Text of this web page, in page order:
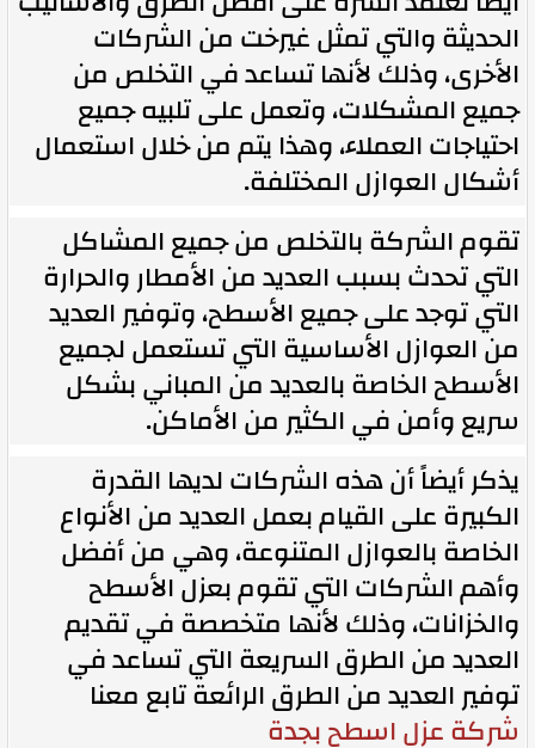
الحديثة والتي تمثل غيرخت من الشركات
الأخرى، وذلك لأنها تساعد في التخلص من
جميع المشكلات، وتعمل على تلبيه جميع
احتياجات العملاء، وهذا يتم من خلال استعمال
أشكال العوازل المختلفة.
تقوم الشركة بالتخلص من جميع المشاكل
التي تحدث بسبب العديد من الأمطار والحرارة
التي توجد على جميع الأسطح، وتوفير العديد
من العوازل الأساسية التي تستعمل لجميع
الأسطح الخاصة بالعديد من المباني بشكل
سريع وأمن في الكثير من الأماكن.
يذكر أيضاً أن هذه الشركات لديها القدرة
الكبيرة على القيام بعمل العديد من الأنواع
الخاصة بالعوازل المتنوعة، وهي من أفضل
وأهم الشركات التي تقوم بعزل الأسطح
والخزانات، وذلك لأنها متخصصة في تقديم
العديد من الطرق السريعة التي تساعد في
توفير العديد من الطرق الرائعة تابع معنا
شركة عزل اسطح بجدة